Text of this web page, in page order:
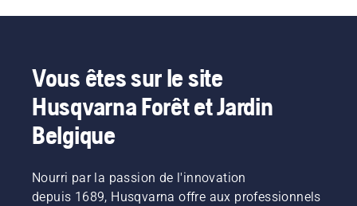
Vous êtes sur le site
Husqvarna Forêt et Jardin
Belgique
Nourri par la passion de l'innovation
depuis 1689, Husqvarna offre aux professionnels